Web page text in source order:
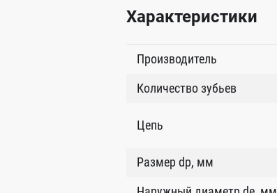
Характеристики
Производитель
Количество зубьев
Цепь
Размер dp, мм